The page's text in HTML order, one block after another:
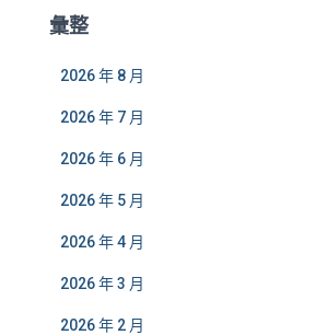
彙整
2026 年 8 月
2026 年 7 月
2026 年 6 月
2026 年 5 月
2026 年 4 月
2026 年 3 月
2026 年 2 月